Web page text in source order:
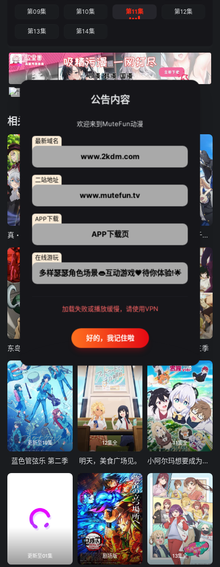
第09集 第10集 第11集 第12集
第13集 第14集
相关推荐
12集全
东京猫猫 NEW～♡ 弹珠汽水瓶里的千岁同学
更新至21集
古诺希亚 致不灭的你 第三季
更新至19集
蓝色管弦乐 第二季
12集全
明天，美食广场见。
11集全
小阿尔玛想要成为家人
更新至01集 剧场版 13集全
公告内容
欢迎来到MuteFun动漫
最新域名
www.2kdm.com
二站地址
www.mutefun.tv
APP下载
APP下载页
在线游玩
多样瑟瑟角色场景👄互动游戏💗待你体验!🌟
加载失败或播放缓慢，请使用VPN
好的，我记住啦